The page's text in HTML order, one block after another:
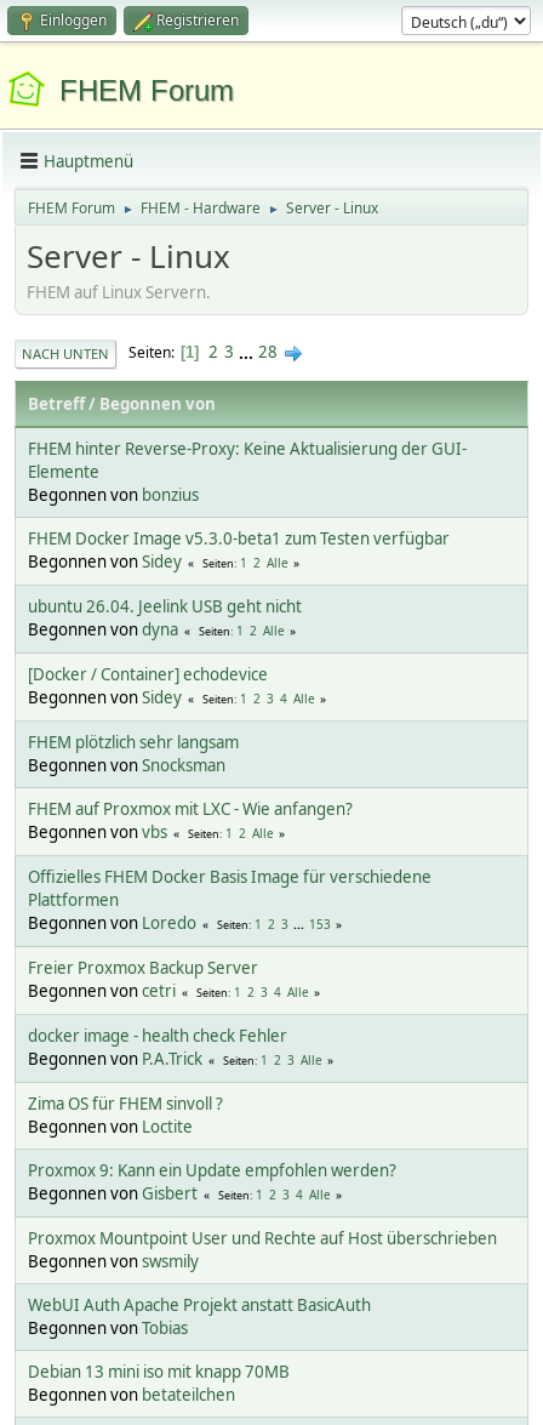
Einloggen Registrieren
FHEM Forum
Hauptmenü
FHEM Forum ► FHEM - Hardware ► Server - Linux
Server - Linux
FHEM auf Linux Servern.
NACH UNTEN Seiten 1 2 3 ... 28
Betreff/ Begonnen von
FHEM hinter Reverse-Proxy: Keine Aktualisierung der GUI-
Elemente
Begonnen von bonzius
FHEM Docker Image v5.3.0-beta1 zum Testen verfügbar
Begonnen vonSidey Seiten 1 2 Alle
ubuntu 26.04. Jeelink USB geht nicht
Begonnen vondyna Seiten 1 2 Alle
[Docker / Container] echodevice
Begonnen vonSidey Seiten 1 2 3 4 Alle
FHEM plötzlich sehr langsam
Begonnen vonSnocksman
FHEM auf Proxmox mit LXC - Wie anfangen?
Begonnen vonvbs Seiten 1 2 Alle
Offizielles FHEM Docker Basis Image für verschiedene
Plattformen
Begonnen von Loredo Seiten 1 2 3 ... 153
Freier Proxmox Backup Server
Begonnen voncetri Seiten 1 2 3 4 Alle
docker image - health check Fehler
Begonnen von P.A.Trick Seiten 1 2 3 Alle
Zima OS für FHEM sinvoll ?
Begonnen von Loctite
Proxmox 9: Kann ein Update empfohlen werden?
Begonnen vonGisbert Seiten 1 2 3 4 Alle
Proxmox Mountpoint User und Rechte auf Host überschrieben
Begonnen vonswsmily
WebUI Auth Apache Projekt anstatt BasicAuth
Begonnen vonTobias
Debian 13 mini iso mit knapp 70MB
Begonnen von betateilchen